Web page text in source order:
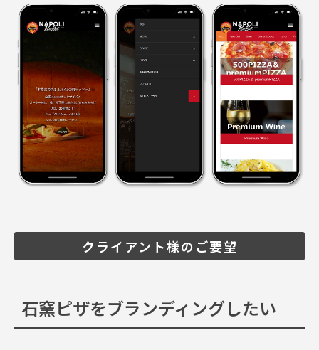
クライアント様のご要望
石窯ピザをブランディングしたい